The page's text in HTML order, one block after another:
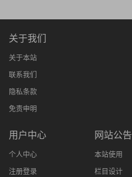
关于我们
关于本站
联系我们
隐私条款
免责申明
用户中心
个人中心
注册登录
网站公告
本站使用
栏目设计